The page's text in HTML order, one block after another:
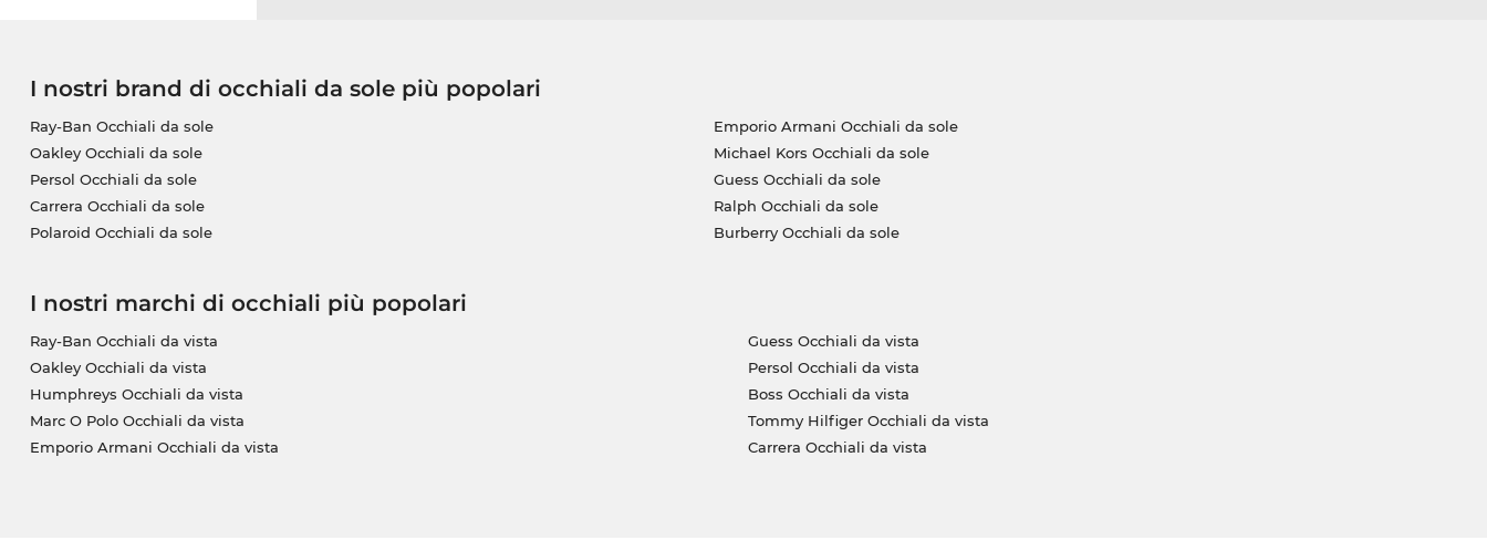
I nostri brand di occhiali da sole più popolari
Ray-Ban Occhiali da sole
Oakley Occhiali da sole
Persol Occhiali da sole
Carrera Occhiali da sole
Polaroid Occhiali da sole
Emporio Armani Occhiali da sole
Michael Kors Occhiali da sole
Guess Occhiali da sole
Ralph Occhiali da sole
Burberry Occhiali da sole
I nostri marchi di occhiali più popolari
Ray-Ban Occhiali da vista
Oakley Occhiali da vista
Humphreys Occhiali da vista
Marc O Polo Occhiali da vista
Emporio Armani Occhiali da vista
Guess Occhiali da vista
Persol Occhiali da vista
Boss Occhiali da vista
Tommy Hilfiger Occhiali da vista
Carrera Occhiali da vista